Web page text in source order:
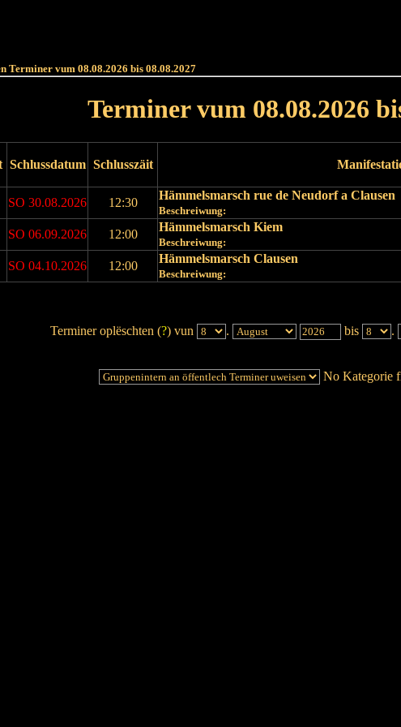
Terminer vum 08.08.2026 bis 08.08.2027
Terminer vum 08.08.2026
Schlussdatum Schlusszäit
SO 30.08.2026 12:30
Hämmelsmarsch rue de Neudorf a Clausen
Beschreiwung:
SO 06.09.2026 12:00
Hämmelsmarsch Kiem
Beschreiwung:
SO 04.10.2026 12:00
Hämmelsmarsch Clausen
Beschreiwung:
Terminer oplëschten (?) vun . bis .
No Kategorie